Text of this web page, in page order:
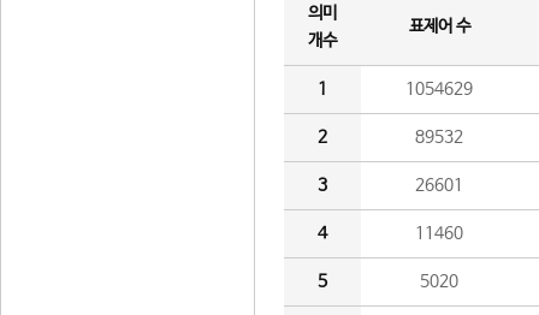
의미
개수
표제어 수
1 1054629
2 89532
3 26601
4 11460
5 5020